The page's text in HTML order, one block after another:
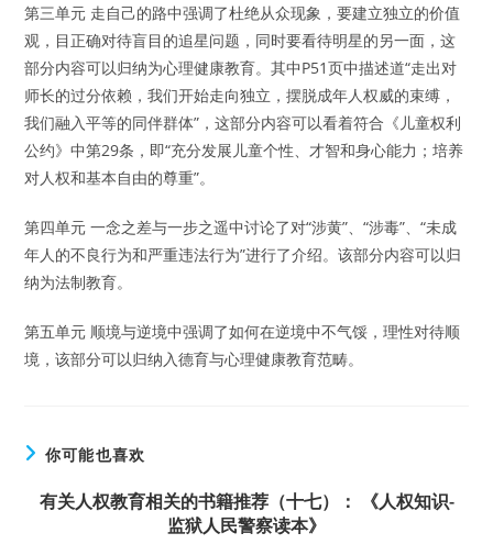
第三单元 走自己的路中强调了杜绝从众现象，要建立独立的价值
观，目正确对待盲目的追星问题，同时要看待明星的另一面，这
部分内容可以归纳为心理健康教育。其中P51页中描述道“走出对
师长的过分依赖，我们开始走向独立，摆脱成年人权威的束缚，
我们融入平等的同伴群体”，这部分内容可以看着符合《儿童权利
公约》中第29条，即“充分发展儿童个性、才智和身心能力；培养
对人权和基本自由的尊重”。
第四单元 一念之差与一步之遥中讨论了对“涉黄”、“涉毒”、“未成
年人的不良行为和严重违法行为”进行了介绍。该部分内容可以归
纳为法制教育。
第五单元 顺境与逆境中强调了如何在逆境中不气馁，理性对待顺
境，该部分可以归纳入德育与心理健康教育范畴。
你可能也喜欢
有关人权教育相关的书籍推荐（十七）： 《人权知识-
监狱人民警察读本》